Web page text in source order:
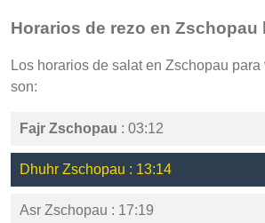
Horarios de rezo en Zschopau
Los horarios de salat en Zschopau
son:
Fajr Zschopau : 03:12
Dhuhr Zschopau : 13:14
Asr Zschopau : 17:19